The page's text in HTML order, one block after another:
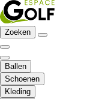
Zoeken
Ballen
Schoenen
Kleding